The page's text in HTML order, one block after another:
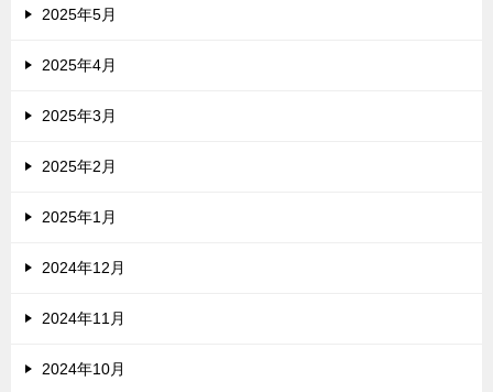
2025年5月
2025年4月
2025年3月
2025年2月
2025年1月
2024年12月
2024年11月
2024年10月